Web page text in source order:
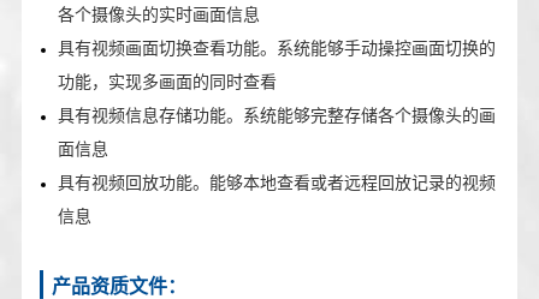
各个摄像头的实时画面信息
具有视频画面切换查看功能。系统能够手动操控画面切换的
功能，实现多画面的同时查看
具有视频信息存储功能。系统能够完整存储各个摄像头的画
面信息
具有视频回放功能。能够本地查看或者远程回放记录的视频
信息
产品资质文件：